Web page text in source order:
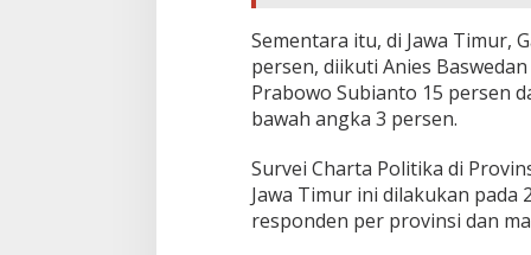
Sementara itu, di Jawa Timur,
persen, diikuti Anies
Prabowo Subianto 15 persen
bawah angka 3 persen.
Survei Charta Politika di
Jawa Timur ini dilakukan pada
responden per provinsi dan